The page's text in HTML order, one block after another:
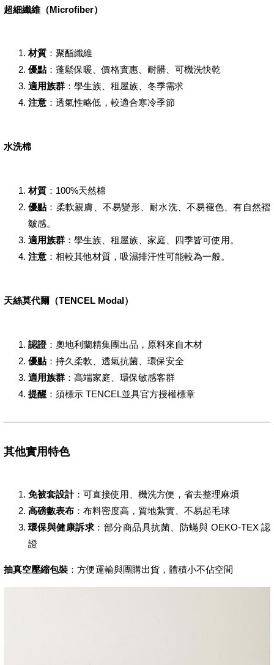
超細纖維（Microfiber）
材質 ：聚酯纖維
優點 ：蓬鬆保暖、價格實惠、耐髒、可機洗快乾
適用族群 ：學生族、租屋族、冬季需求
注意 ：透氣性略低，較適合寒冷季節
水洗棉
材質 ：100%天然棉
優點 ：柔軟親膚、不易變形、耐水洗、不易褪色、有自然褶
皺感。
適用族群 ：學生族、租屋族、家庭、四季皆可使用。
注意 ：相較其他材質，吸濕排汗性可能較為一般。
天絲莫代爾（TENCEL Modal）
認證：奧地利蘭精集團出品，原料來自木材
優點 ：持久柔軟、透氣抗菌、環保安全
適用族群 ：高端家庭、環保敏感客群
提醒 ：須標示 TENCEL並具官方授權標章
其他實用特色
免被套設計：可直接使用、機洗方便，省去整理麻煩
高磅數表布 ：布料密度高，質地紮實、不易起毛球
環保與健康訴求 ：部分商品具抗菌、防蟎與 OEKO-TEX 認
證
抽真空壓縮包裝 ：方便運輸與團購出貨，體積小不佔空間